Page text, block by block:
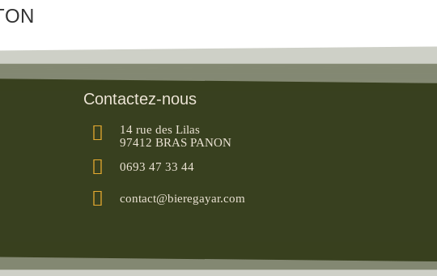
Contactez-nous
14 rue des Lilas
97412 BRAS PANON
0693 47 33 44
contact@bieregayar.com